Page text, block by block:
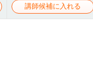
講師候補に入れる